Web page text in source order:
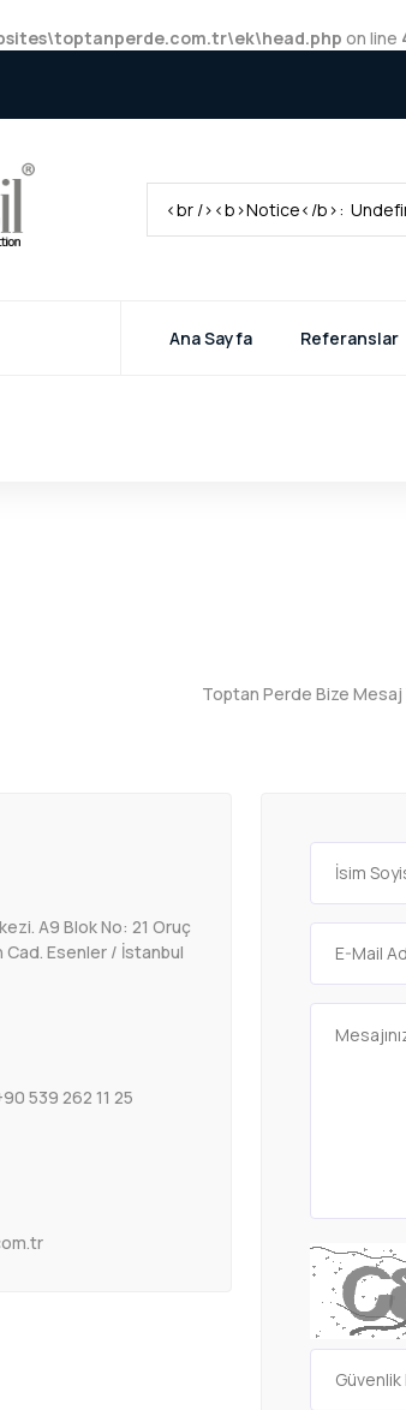
on line
Ana Sayfa Referanslar
Toptan Perde Bize
A9 Blok No: 21 Oruç
Esenler / İstanbul
539 262 11 25